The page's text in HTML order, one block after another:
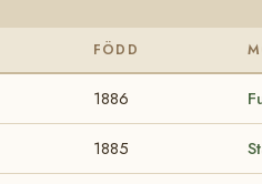
FÖDD
1886
1885